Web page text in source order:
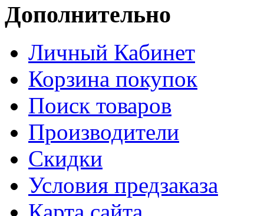
Дополнительно
Личный Кабинет
Корзина покупок
Поиск товаров
Производители
Скидки
Условия предзаказа